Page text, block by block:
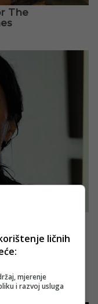
ličnih
mjerenje
i razvoj usluga